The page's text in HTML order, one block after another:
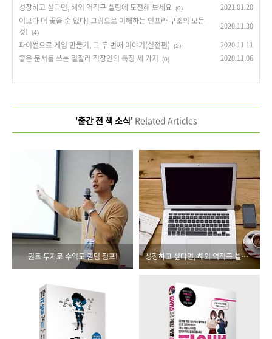
성장하고 싶다면, 해외 역직구 셀링에 도전해 보세요 (0) 2021.01.20
이보다 더 좋을 순 없다! 그림으로 이해하는 인프라 구조의 모든
것!
(4)
2020.11.30
파이썬으로 게임 만들기, 그 두 번째 이야기(실전편) (2) 2020.11.11
좋은 문서를 쓰는 일잘러 직장인의 특징 세 가지 (0) 2020.11.06
'출간 전 책 소식'Related Articles
퀀트 투자로 수익도 퀀텀 점프! 성장하고 싶다면, 해외 역직구 셀링에 도전해 보세요